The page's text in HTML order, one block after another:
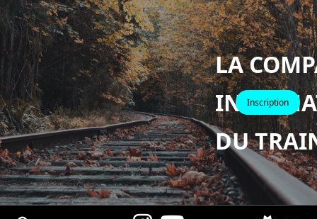
Skip
to
content
LA
DU
Inscription